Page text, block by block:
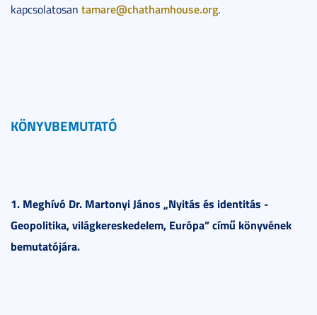
kapcsolatosan tamare@chathamhouse.org.
KÖNYVBEMUTATÓ
1. Meghívó Dr. Martonyi János „Nyitás és identitás -
Geopolitika, világkereskedelem, Európa” című könyvének
bemutatójára.